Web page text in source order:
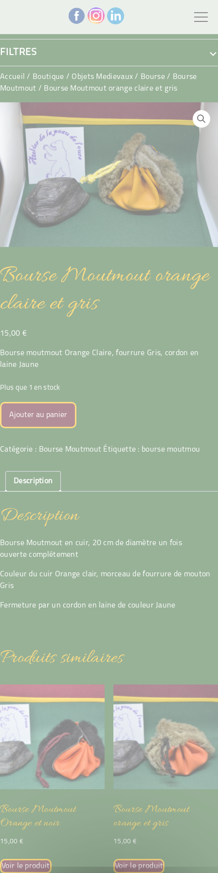
FILTRES
Accueil / Boutique / Objets Medievaux / Bourse/ Bourse
Moutmout / Bourse Moutmout orange claire et gris
Bourse Moutmout orange
claire et gris
15,00 €
Bourse moutmout Orange Claire, fourrure Gris, cordon en
laine Jaune
Plus que 1 en stock
quantité
Bourse
orange
gris
Ajouter au panier
Catégorie : Bourse Moutmout Étiquette : bourse moutmou
Description
Description
Bourse Moutmout en cuir, 20 cm de diamètre un fois
ouverte complétement
Couleur du cuir Orange clair, morceau de fourrure de mouton
Gris
Fermeture par un cordon en laine de couleur Jaune
Produits similaires
Bourse Moutmout
Orange et noir
15,00 €
Voir le produit
Bourse Moutmout
orange et gris
15,00 €
Voir le produit